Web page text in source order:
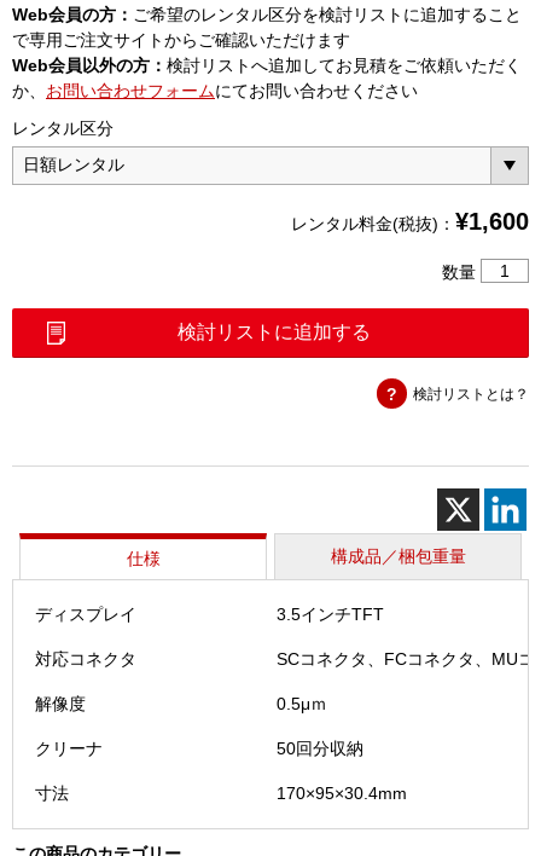
Web会員の方： ご希望のレンタル区分を検討リストに追加すること
で専用ご注文サイトからご確認いただけます
Web会員以外の方： 検討リストへ追加してお見積をご依頼いただく
か、 お問い合わせフォームにてお問い合わせください
レンタル区分
レンタル料金(税抜)： ¥1,600
数量
端
査
装
置
ン
検討リストに追加する
検討リストとは？
仕様 構成品／梱包重量
ディスプレイ 3.5インチTFT
対応コネクタ SCコネクタ、FCコネクタ、MU
解像度 0.5μｍ
クリーナ 50回分収納
寸法 170×95×30.4mm